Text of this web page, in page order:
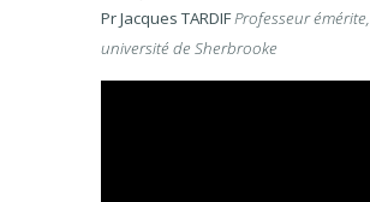
Pr Jacques TARDIFProfesseur émérite,
université de Sherbrooke